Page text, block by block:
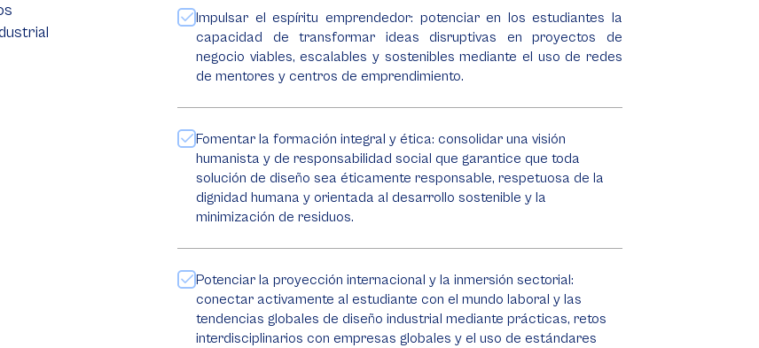
Impulsar el espíritu emprendedor: potenciar en los estudiantes la
capacidad de transformar ideas disruptivas en proyectos de
negocio viables, escalables y sostenibles mediante el uso de redes
de mentores y centros de emprendimiento.
Fomentar la formación integral y ética: consolidar una visión
humanista y de responsabilidad social que garantice que toda
solución de diseño sea éticamente responsable, respetuosa de la
dignidad humana y orientada al desarrollo sostenible y la
minimización de residuos.
Potenciar la proyección internacional y la inmersión sectorial:
conectar activamente al estudiante con el mundo laboral y las
tendencias globales de diseño industrial mediante prácticas, retos
interdisciplinarios con empresas globales y el uso de estándares